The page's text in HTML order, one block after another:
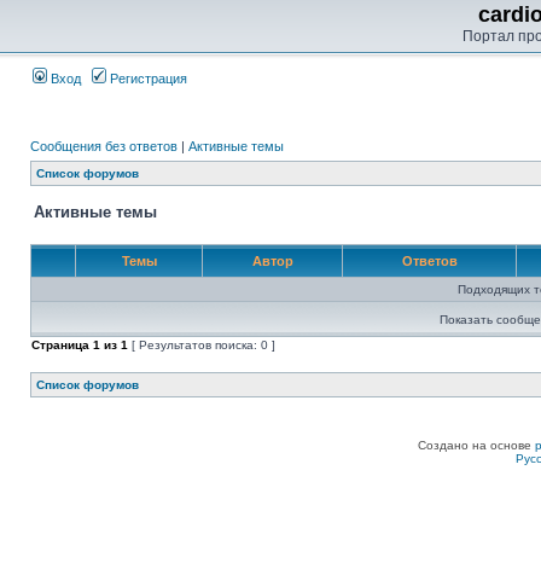
Портал
Вход Регистрация
Сообщения без ответов | Активные темы
Список форумов
Активные темы
Темы Автор Ответов
Подходящих
Показать
Страница 1 из 1 [ Результатов поиска: 0 ]
Список форумов
Создано на основе